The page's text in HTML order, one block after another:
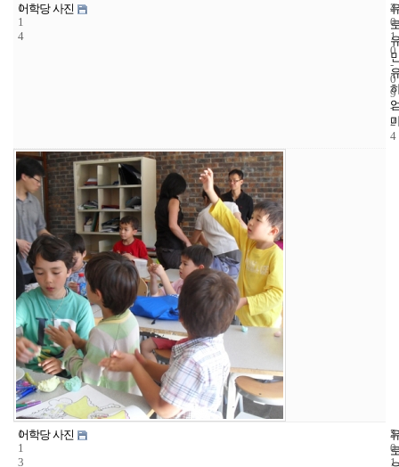
1
1
4
어학당 사진 4
2
0
1
0
-
0
9
-
2
4
1
1
3
어학당 사진 5
2
0
1